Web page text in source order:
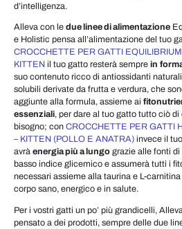
d’intelligenza.
Alleva con le due linee di alimentazione
e Holistic pensa all’alimentazione del tuo
CROCCHETTE PER GATTI
KITTEN il tuo gatto resterà sempre in
suo contenuto ricco di antiossidanti
solubili derivate da frutta e verdura, che
aggiunte alla formula, assieme ai
essenziali, per dare al tuo gatto tutto ciò di
bisogno; con CROCCHETTE PER GATTI
– KITTEN (POLLO E ANATRA) invece iI
avrà energia più a lungo grazie alle fonti di
basso indice glicemico e assumerà tutti i
necessari assieme alla taurina e L-carnitina
corpo sano, energico e in salute.
Per i vostri gatti un po’ più grandicelli,
pensato a dei prodotti, sempre delle due